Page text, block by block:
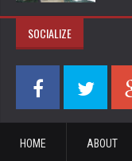
SOCIALIZE
HOME ABOUT